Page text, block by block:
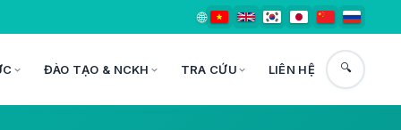
🌐
ĐÀO TẠO & NCKH TRA CỨU LIÊN HỆ 🔍